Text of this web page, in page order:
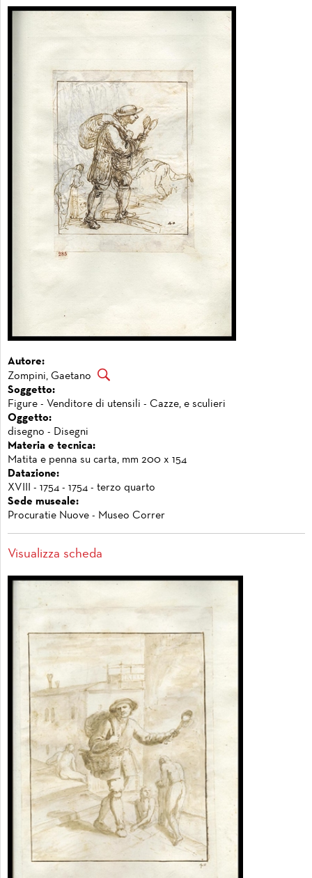
Autore:
Zompini, Gaetano
Soggetto:
Figure - Venditore di utensili - Cazze, e sculieri
Oggetto:
disegno - Disegni
Materia e tecnica:
Matita e penna su carta, mm 200 x 154
Datazione:
XVIII - 1754 - 1754 - terzo quarto
Sede museale:
Procuratie Nuove - Museo Correr
Visualizza scheda